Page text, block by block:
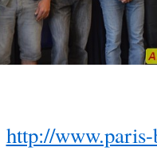
http://